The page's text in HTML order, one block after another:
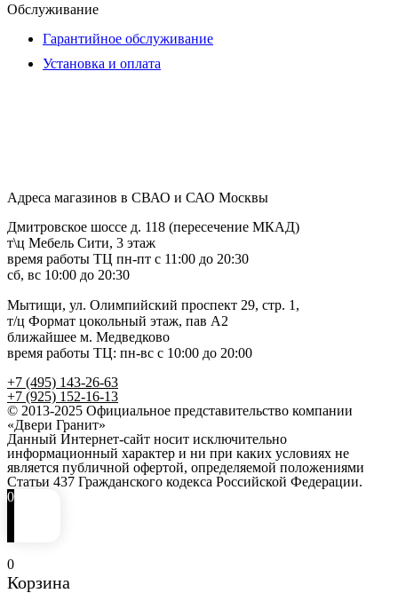
Обслуживание
Гарантийное обслуживание
Установка и оплата
Адреса магазинов в СВАО и САО Москвы
Дмитровское шоссе д. 118 (пересечение МКАД)
т\ц Мебель Сити, 3 этаж
время работы ТЦ пн-пт с 11:00 до 20:30
сб, вс 10:00 до 20:30
Мытищи, ул. Олимпийский проспект 29, стр. 1,
т/ц Формат цокольный этаж, пав А2
ближайшее м. Медведково
время работы ТЦ: пн-вс с 10:00 до 20:00
+7 (495) 143-26-63
+7 (925) 152-16-13
© 2013-2025 Официальное представительство компании
«Двери Гранит»
Данный Интернет-сайт носит исключительно
информационный характер и ни при каких условиях не
является публичной офертой, определяемой положениями
Статьи 437 Гражданского кодекса Российской Федерации.
0
0
Корзина